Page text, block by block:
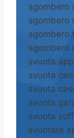
sgombero
sgombero
sgombero
sgombero
svuota
svuota
svuota
svuota
svuota
svuotare